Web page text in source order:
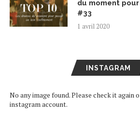
du moment
#33
1 avril 2020
INSTAGRAM
No any image found. Please check it
instagram account.